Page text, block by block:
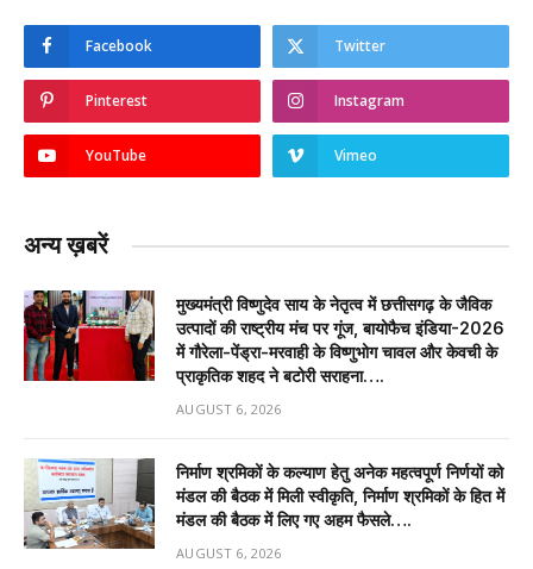
Facebook Twitter
Pinterest Instagram
YouTube Vimeo
अन्य ख़बरें
मुख्यमंत्री विष्णुदेव साय के नेतृत्व में छत्तीसगढ़ के जैविक
उत्पादों की राष्ट्रीय मंच पर गूंज, बायोफैच इंडिया-2026
में गौरेला-पेंड्रा-मरवाही के विष्णुभोग चावल और केवची के
प्राकृतिक शहद ने बटोरी सराहना….
AUGUST 6, 2026
निर्माण श्रमिकों के कल्याण हेतु अनेक महत्वपूर्ण निर्णयों को
मंडल की बैठक में मिली स्वीकृति, निर्माण श्रमिकों के हित में
मंडल की बैठक में लिए गए अहम फैसले….
AUGUST 6, 2026